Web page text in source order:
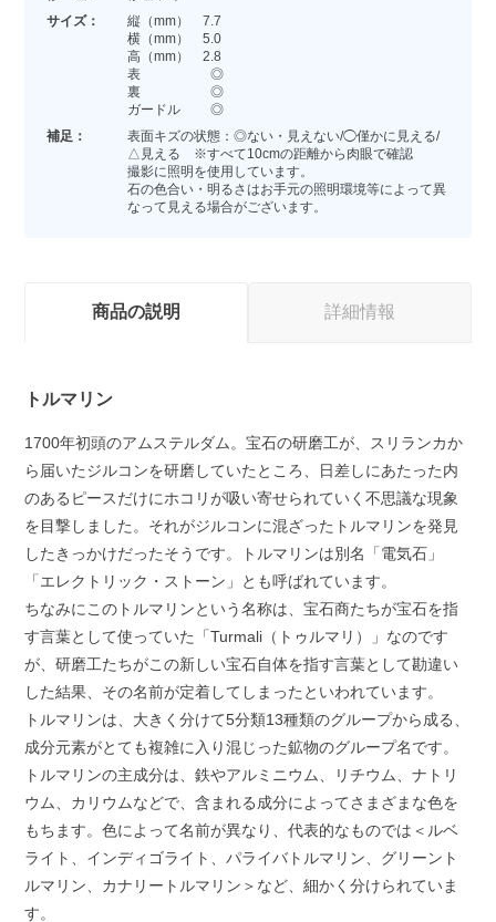
サイズ：
縦（mm） 7.7
横（mm） 5.0
高（mm） 2.8
表 ◎
裏 ◎
ガードル ◎
補足：
表面キズの状態：◎ない・見えない/◯僅かに見える/
△見える ※すべて10cmの距離から肉眼で確認
撮影に照明を使用しています。
石の色合い・明るさはお手元の照明環境等によって異
なって見える場合がございます。
商品の説明 詳細情報
トルマリン
1700年初頭のアムステルダム。宝石の研磨工が、スリランカか
ら届いたジルコンを研磨していたところ、日差しにあたった内
のあるピースだけにホコリが吸い寄せられていく不思議な現象
を目撃しました。それがジルコンに混ざったトルマリンを発見
したきっかけだったそうです。トルマリンは別名「電気石」
「エレクトリック・ストーン」とも呼ばれています。
ちなみにこのトルマリンという名称は、宝石商たちが宝石を指
す言葉として使っていた「Turmali（トゥルマリ）」なのです
が、研磨工たちがこの新しい宝石自体を指す言葉として勘違い
した結果、その名前が定着してしまったといわれています。
トルマリンは、大きく分けて5分類13種類のグループから成る、
成分元素がとても複雑に入り混じった鉱物のグループ名です。
トルマリンの主成分は、鉄やアルミニウム、リチウム、ナトリ
ウム、カリウムなどで、含まれる成分によってさまざまな色を
もちます。色によって名前が異なり、代表的なものでは＜ルベ
ライト、インディゴライト、パライバトルマリン、グリーント
ルマリン、カナリートルマリン＞など、細かく分けられていま
す。